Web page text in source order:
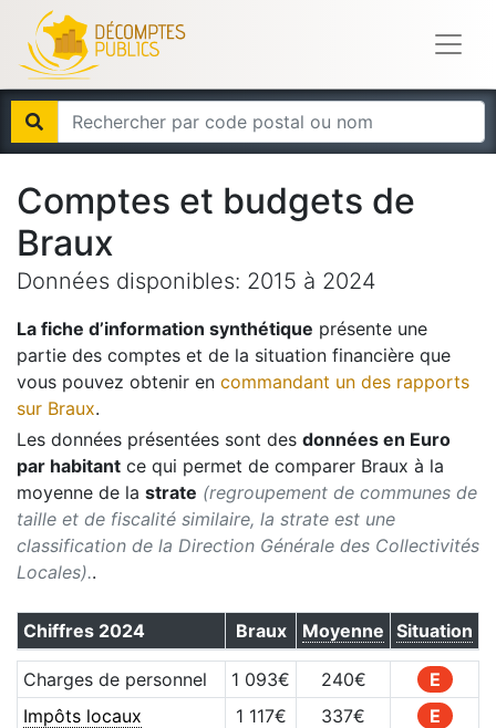
Comptes et budgets de
Braux
Données disponibles: 2015 à 2024
La fiche d’information synthétique présente une
partie des comptes et de la situation financière que
vous pouvez obtenir en commandant un des rapports
sur Braux.
Les données présentées sont des données en Euro
par habitant ce qui permet de comparer Braux à la
moyenne de la strate (regroupement de communes de
taille et de fiscalité similaire, la strate est une
classification de la Direction Générale des Collectivités
Locales)..
Chiffres 2024 Braux Moyenne Situation
Charges de personnel 1 093€ 240€
E
Impôts locaux
1 117€ 337€
E